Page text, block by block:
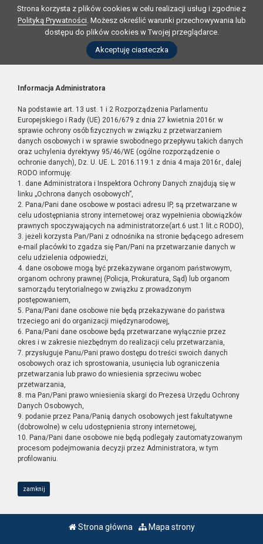
Strona korzysta z plików cookies w celu realizacji usług i zgodnie z
Polityką Prywatności. Możesz określić warunki przechowywania lub
dostępu do plików cookies w Twojej przeglądarce.
Akceptuję ciasteczka
Informacja Administratora
Na podstawie art. 13 ust. 1 i 2 Rozporządzenia Parlamentu
Europejskiego i Rady (UE) 2016/679 z dnia 27 kwietnia 2016r. w
sprawie ochrony osób fizycznych w związku z przetwarzaniem
danych osobowych i w sprawie swobodnego przepływu takich danych
oraz uchylenia dyrektywy 95/46/WE (ogólne rozporządzenie o
ochronie danych), Dz. U. UE. L. 2016.119.1 z dnia 4 maja 2016r., dalej
RODO informuję:
1. dane Administratora i Inspektora Ochrony Danych znajdują się w
linku „Ochrona danych osobowych”,
2. Pana/Pani dane osobowe w postaci adresu IP, są przetwarzane w
celu udostępniania strony internetowej oraz wypełnienia obowiązków
prawnych spoczywających na administratorze(art.6 ust.1 lit.c RODO),
3. jeżeli korzysta Pan/Pani z odnośnika na stronie będącego adresem
e-mail placówki to zgadza się Pan/Pani na przetwarzanie danych w
celu udzielenia odpowiedzi,
4. dane osobowe mogą być przekazywane organom państwowym,
organom ochrony prawnej (Policja, Prokuratura, Sąd) lub organom
samorządu terytorialnego w związku z prowadzonym
postępowaniem,
5. Pana/Pani dane osobowe nie będą przekazywane do państwa
trzeciego ani do organizacji międzynarodowej,
6. Pana/Pani dane osobowe będą przetwarzane wyłącznie przez
okres i w zakresie niezbędnym do realizacji celu przetwarzania,
7. przysługuje Panu/Pani prawo dostępu do treści swoich danych
osobowych oraz ich sprostowania, usunięcia lub ograniczenia
przetwarzania lub prawo do wniesienia sprzeciwu wobec
przetwarzania,
8. ma Pan/Pani prawo wniesienia skargi do Prezesa Urzędu Ochrony
Danych Osobowych,
9. podanie przez Pana/Panią danych osobowych jest fakultatywne
(dobrowolne) w celu udostępnienia strony internetowej,
10. Pana/Pani dane osobowe nie będą podlegały zautomatyzowanym
procesom podejmowania decyzji przez Administratora, w tym
profilowaniu.
zamknij
Strona główna Mapa strony